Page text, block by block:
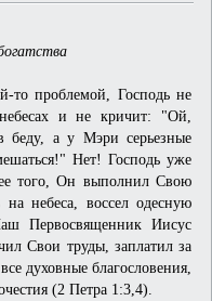
проблемой, Господь не
и не кричит: "Ой,
а у Мэри серьезные
Нет! Господь уже
того, Он выполнил Свою
небеса, воссел одесную
Первосвященник Иисус
Свои труды, заплатил за
духовные благословения,
(2 Петра 1:3,4).